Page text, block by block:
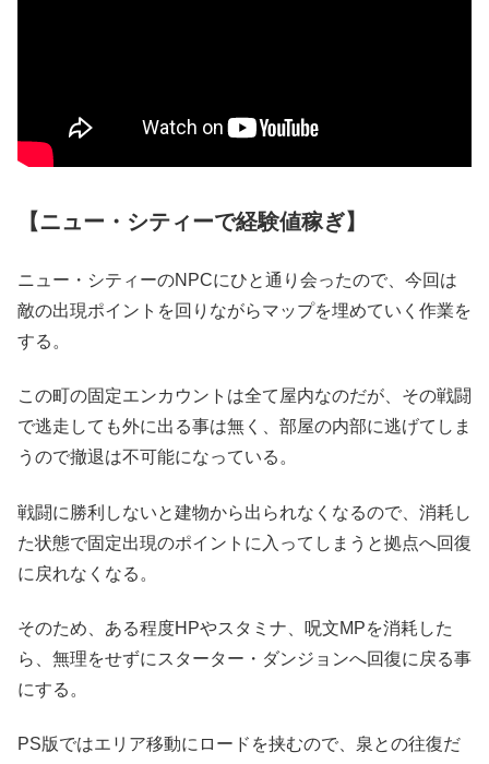
【ニュー・シティーで経験値稼ぎ】
ニュー・シティーのNPCにひと通り会ったので、今回は
敵の出現ポイントを回りながらマップを埋めていく作業を
する。
この町の固定エンカウントは全て屋内なのだが、その戦闘
で逃走しても外に出る事は無く、部屋の内部に逃げてしま
うので撤退は不可能になっている。
戦闘に勝利しないと建物から出られなくなるので、消耗し
た状態で固定出現のポイントに入ってしまうと拠点へ回復
に戻れなくなる。
そのため、ある程度HPやスタミナ、呪文MPを消耗した
ら、無理をせずにスターター・ダンジョンへ回復に戻る事
にする。
PS版ではエリア移動にロードを挟むので、泉との往復だ